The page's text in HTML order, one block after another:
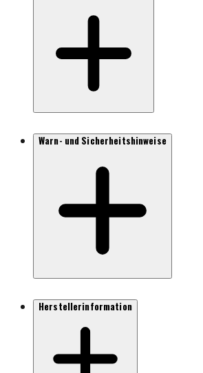
Warn- und Sicherheitshinweise
Herstellerinformation